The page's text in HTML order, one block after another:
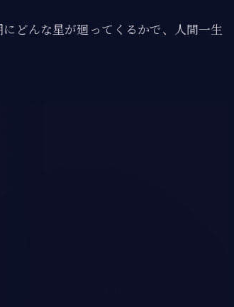
どんな星が廻ってくるかで、人間一生